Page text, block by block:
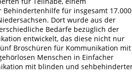
für insgesamt 17.000
Dort wurde aus der
Bedarfe bezüglich der
entwickelt, das diese nicht nur
Broschüren für Kommunikation mit
Menschen in Einfacher
mit blinden und